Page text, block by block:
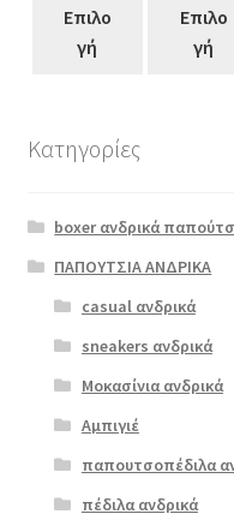
Επιλο
γή
Επιλο
γή
scarpy 461
μπλε
ΠΡΟΣΦΟΡΆ!
59.00
Original
price
€ 47.00Η
τρέχουσα
προϊόν
έχει
πολλαπλές
επιλογές
μπορούν
επιλεγούν
στη
Κατηγορίες
boxer ανδρικά
ΠΑΠΟΥΤΣΙΑ ΑΝΔΡΙΚΑ
casual ανδρικά
sneakers ανδρικά
Μοκασίνια ανδρικά
Αμπιγιέ
παπουτσοπέδιλα
πέδιλα ανδρικά